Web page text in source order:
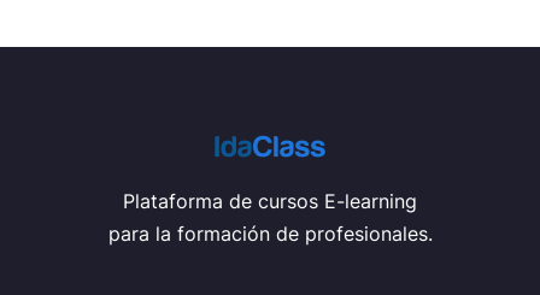
Plataforma de cursos E-learning
para la formación de profesionales.